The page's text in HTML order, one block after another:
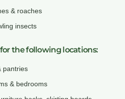
& roaches
insects
for the following locations:
pantries
& bedrooms